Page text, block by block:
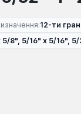
12-ти
8", 5/16" х 5/16",